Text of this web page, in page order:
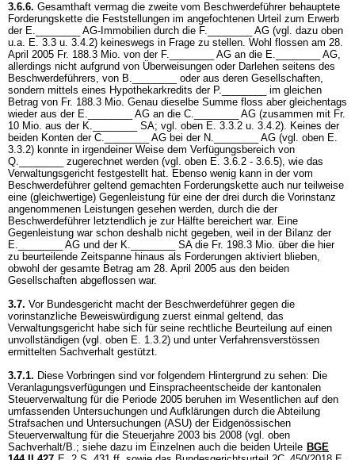
3.6.6. Gesamthaft vermag die zweite vom Beschwerdeführer behauptete
Forderungskette die Feststellungen im angefochtenen Urteil zum Erwerb
der E.________ AG-Immobilien durch die F.________ AG (vgl. dazu oben
u.a. E. 3.3 u. 3.4.2) keineswegs in Frage zu stellen. Wohl flossen am 28.
April 2005 Fr. 188.3 Mio. von der F.________ AG an die E.________ AG,
allerdings nicht aufgrund von Überweisungen oder Darlehen seitens des
Beschwerdeführers, von B.________ oder aus deren Gesellschaften,
sondern mittels eines Hypothekarkredits der P.________ im gleichen
Betrag von Fr. 188.3 Mio. Genau dieselbe Summe floss aber gleichentags
wieder aus der E.________ AG an die C.________ AG (zusammen mit Fr.
10 Mio. aus der K.________ SA; vgl. oben E. 3.3.2 u. 3.4.2). Keines der
beiden Konten der C.________ AG bei der N.________ AG (vgl. oben E.
3.3.2) konnte in irgendeiner Weise dem Verfügungsbereich von
Q.________ zugerechnet werden (vgl. oben E. 3.6.2 - 3.6.5), wie das
Verwaltungsgericht festgestellt hat. Ebenso wenig kann in der vom
Beschwerdeführer geltend gemachten Forderungskette auch nur teilweise
eine (gleichwertige) Gegenleistung für eine der drei durch die Vorinstanz
angenommenen Leistungen gesehen werden, durch die der
Beschwerdeführer letztendlich je zur Hälfte bereichert war. Eine
Gegenleistung war schon deshalb nicht gegeben, weil in der Bilanz der
E.________ AG und der K.________ SA die Fr. 198.3 Mio. über die hier
zu beurteilende Zeitspanne hinaus als Forderungen aktiviert blieben,
obwohl der gesamte Betrag am 28. April 2005 aus den beiden
Gesellschaften abgeflossen war.
3.7. Vor Bundesgericht macht der Beschwerdeführer gegen die
vorinstanzliche Beweiswürdigung zuerst einmal geltend, das
Verwaltungsgericht habe sich für seine rechtliche Beurteilung auf einen
unvollständigen (vgl. oben E. 1.3.2) und unter Verfahrensverstössen
ermittelten Sachverhalt gestützt.
3.7.1. Diese Vorbringen sind vor folgendem Hintergrund zu sehen: Die
Veranlagungsverfügungen und Einspracheentscheide der kantonalen
Steuerverwaltung für die Periode 2005 beruhen im Wesentlichen auf den
umfassenden Untersuchungen und Aufklärungen durch die Abteilung
Strafsachen und Untersuchungen (ASU) der Eidgenössischen
Steuerverwaltung für die Steuerjahre 2003 bis 2008 (vgl. oben
Sachverhalt/B.; siehe dazu im Einzelnen auch die beiden Urteile BGE